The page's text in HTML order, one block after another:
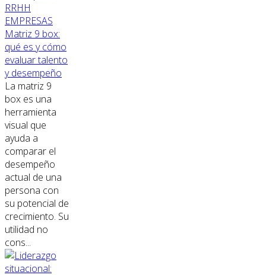
RRHH
EMPRESAS
Matriz 9 box:
qué es y cómo
evaluar talento
y desempeño
La matriz 9
box es una
herramienta
visual que
ayuda a
comparar el
desempeño
actual de una
persona con
su potencial de
crecimiento. Su
utilidad no
cons...